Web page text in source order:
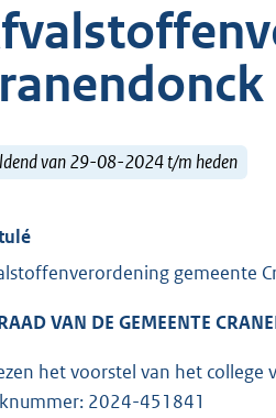
van 29-08-2024 t/m heden
gemeente
VAN DE GEMEENTE
het voorstel van het
2024-451841